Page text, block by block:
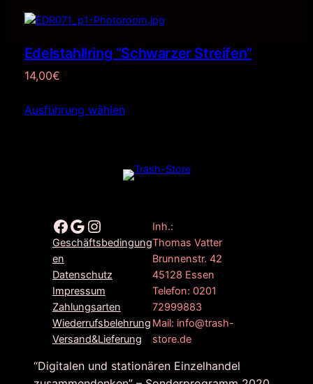
Edelstahllring “Schwarzer Streifen”
14,00€
Ausführung wählen
Facebook Google Instagram
Geschäftsbedingung
en
Datenschutz
Impressum
Zahlungsarten
Wiederrufsbelehrung
Versand&Lieferung
Inh.:
Thomas Vatter
Brunnenstr. 42
45128 Essen
Telefon: 0201
72999883
Mail: info@trash-
store.de
“Digitalen und stationären Einzelhandel